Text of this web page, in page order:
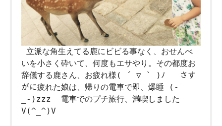
立派な角生えてる鹿にビビる事なく、おせんべ
いを小さく砕いて、何度もエサやり。その都度お
辞儀する鹿さん、お疲れ様( ´ ▽ ` )ﾉ さす
がに疲れた娘は、帰りの電車で即、爆睡 (-
_-)zzz 電車でのプチ旅行、満喫しました
V(^_^)V